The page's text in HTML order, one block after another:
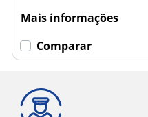
Mais informações
Comparar